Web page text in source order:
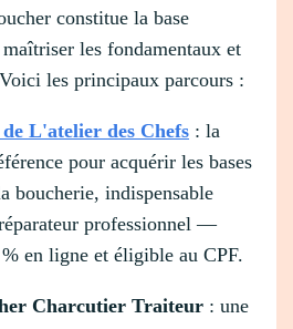
constitue la base
les fondamentaux et
les principaux parcours :
L'atelier des Chefs : la
pour acquérir les bases
boucherie, indispensable
professionnel —
en ligne et éligible au CPF.
Charcutier Traiteur : une